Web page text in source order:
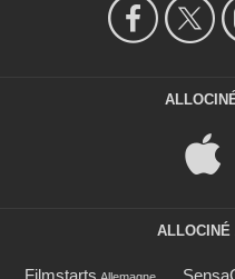
ALLOCINÉ
Filmstarts